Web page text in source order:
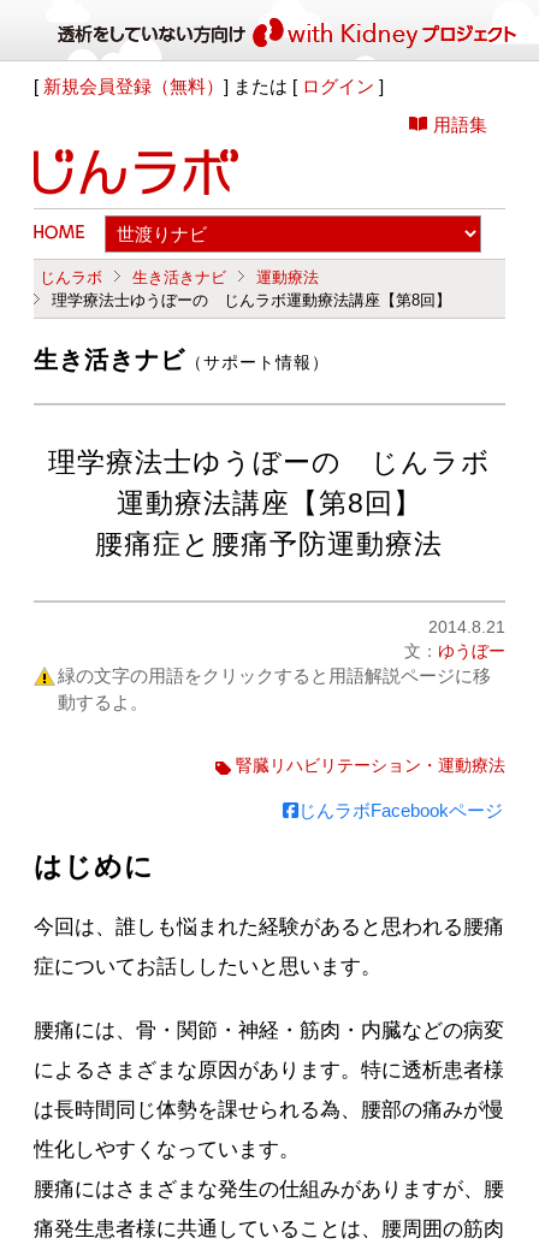
[ 新規会員登録（無料）] または [ ログイン ]
用語集
じんラボ 生き活きナビ
運動療法
理学療法士ゆうぼーの じんラボ運動療法講座【第8回】
生き活きナビ （サポート情報）
理学療法士ゆうぼーの じんラボ
運動療法講座【第8回】
腰痛症と腰痛予防運動療法
2014.8.21
文： ゆうぼー
緑の文字の用語をクリックすると用語解説ページに移
動するよ。
腎臓リハビリテーション・運動療法
じんラボFacebookページ
はじめに
今回は、誰しも悩まれた経験があると思われる腰痛
症についてお話ししたいと思います。
腰痛には、骨・関節・神経・筋肉・内臓などの病変
によるさまざまな原因があります。特に透析患者様
は長時間同じ体勢を課せられる為、腰部の痛みが慢
性化しやすくなっています。
腰痛にはさまざまな発生の仕組みがありますが、腰
痛発生患者様に共通していることは、腰周囲の筋肉